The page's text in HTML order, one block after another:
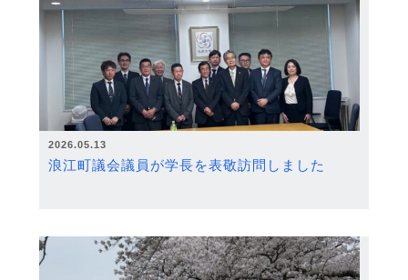
2026.05.13
浪江町議会議員が学長を表敬訪問しました